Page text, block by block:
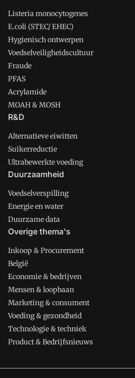
Listeria monocytogenes
E.coli (STEC/ EHEC)
Hygienisch ontwerpen
Voedselveiligheidscultuur
Fraude
PFAS
Acrylamide
MOAH & MOSH
R&D
Alternatieve eiwitten
Suikerreductie
Ultrabewerkte voeding
Duurzaamheid
Voedselverspilling
Energie en water
Duurzame data
Overige thema's
Inkoop & Procurement
België
Economie & bedrijven
Mensen & loopbaan
Marketing & consument
Voeding & gezondheid
Technologie & techniek
Product & Bedrijfsnieuws